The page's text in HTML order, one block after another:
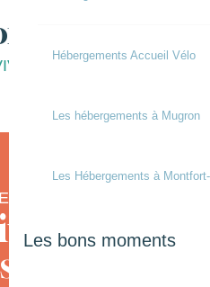
Hébergements Accueil Vélo
Les hébergements à Mugron
Les Hébergements à
Les bons moments
choses
vacances d’hiver ?
CHALOSSE
ses